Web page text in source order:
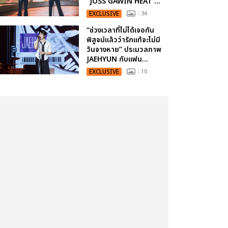
EXCLUSIVE : 34
“ช่วงเวลาที่ไม่ได้เจอกัน
พิสูจน์แล้วว่ารักแท้จะไม่มี
วันจางหาย” ประมวลภาพ
JAEHYUN กับแฟน...
EXCLUSIVE : 10